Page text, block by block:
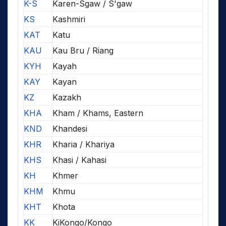
K-S
Karen-Sgaw / S'gaw
KS
Kashmiri
KAT
Katu
KAU
Kau Bru / Riang
KYH
Kayah
KAY
Kayan
KZ
Kazakh
KHA
Kham / Khams, Eastern
KND
Khandesi
KHR
Kharia / Khariya
KHS
Khasi / Kahasi
KH
Khmer
KHM
Khmu
KHT
Khota
KK
KiKongo/Kongo